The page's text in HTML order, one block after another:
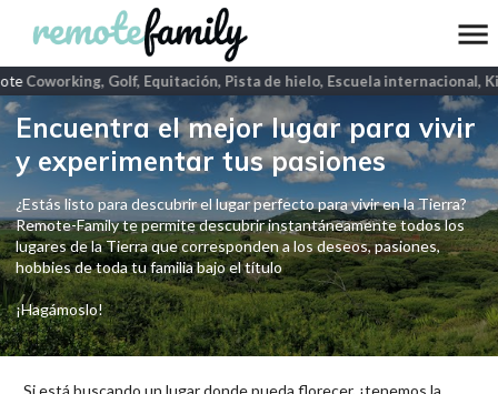
Coworking, Golf, Equitación, Pista de hielo, Escuela internacional,
Encuentra el mejor lugar para vivir
y experimentar tus pasiones
¿Estás listo para descubrir el lugar perfecto para vivir en la Tierra?
Remote-Family te permite descubrir instantáneamente todos los
lugares de la Tierra que corresponden a los deseos, pasiones,
hobbies de toda tu familia bajo el título
¡Hagámoslo!
Si está buscando un lugar donde pueda florecer, ¡tenemos la